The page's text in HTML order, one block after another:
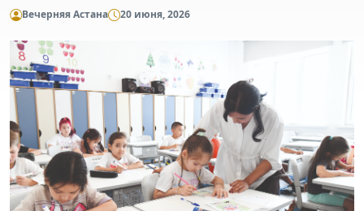
Вечерняя Астана 20 июня, 2026